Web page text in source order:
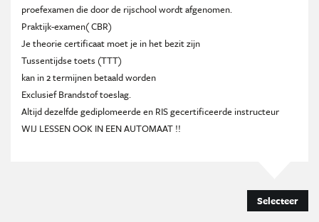
proefexamen die door de rijschool wordt afgenomen.
Praktijk-examen( CBR)
Je theorie certificaat moet je in het bezit zijn
Tussentijdse toets (TTT)
kan in 2 termijnen betaald worden
Exclusief Brandstof toeslag.
Altijd dezelfde gediplomeerde en RIS gecertificeerde instructeur
WIJ LESSEN OOK IN EEN AUTOMAAT !!
Selecteer